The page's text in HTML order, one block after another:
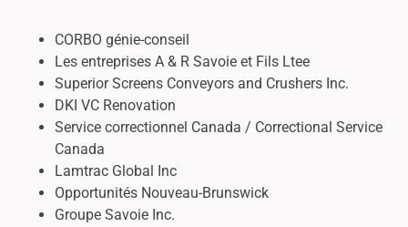
CORBO génie-conseil
Les entreprises A & R Savoie et Fils Ltee
Superior Screens Conveyors and Crushers Inc.
DKI VC Renovation
Service correctionnel Canada / Correctional Service
Canada
Lamtrac Global Inc
Opportunités Nouveau-Brunswick
Groupe Savoie Inc.